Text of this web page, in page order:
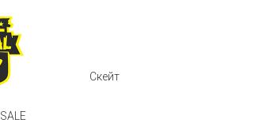
Скейт
SALE